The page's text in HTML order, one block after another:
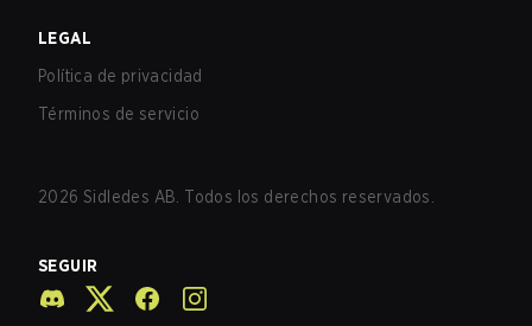
LEGAL
Política de privacidad
Términos de servicio
2026 Sidledes AB. Todos los derechos reservados.
SEGUIR